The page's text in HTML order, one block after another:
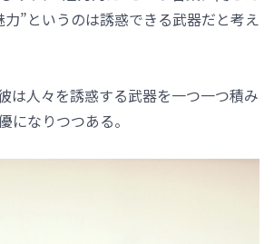
”というのは誘惑できる武器だと考え
は人々を誘惑する武器を一つ一つ積み
になりつつある。